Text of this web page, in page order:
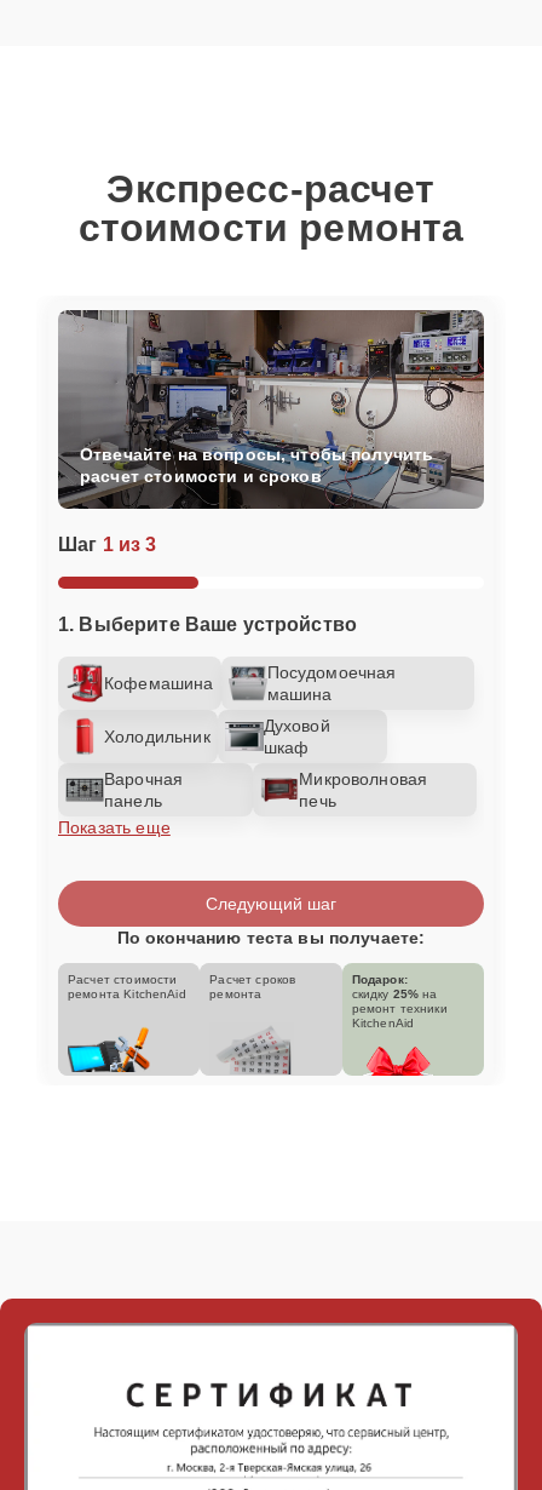
Экспресс-расчет
стоимости ремонта
Шаг 1 из 3
1. Выберите Ваше устройство
Кофемашина
Посудомоечная
машина
Холодильник
Духовой
шкаф
Варочная
панель
Микроволновая
печь
Показать еще
Отвечайте на вопросы, чтобы получить
расчет стоимости и сроков
Следующий шаг
По окончанию теста вы получаете:
Расчет стоимости
ремонта KitchenAid
Расчет сроков
ремонта
Подарок:
скидку 25% на
ремонт техники
KitchenAid